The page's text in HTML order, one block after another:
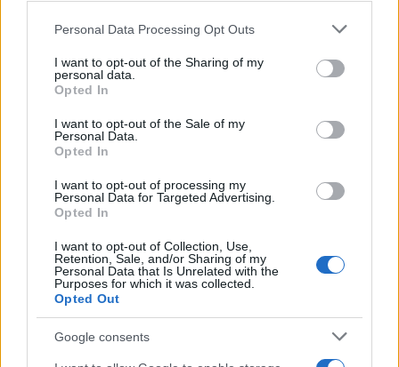
Please note that this website/app uses one or more Google
not limited to your visit or usage behaviour. You may click to
grant or deny consent to Google and its third-party tags to
use your data for below specified purposes in below Google
consent section.
Personal Data Processing Opt Outs
I want to opt-out of the Sharing of my
personal data.
Opted In
I want to opt-out of the Sale of my
Personal Data.
Opted In
I want to opt-out of processing my
Personal Data for Targeted Advertising.
Opted In
I want to opt-out of Collection, Use,
Retention, Sale, and/or Sharing of my
Personal Data that Is Unrelated with the
Purposes for which it was collected.
Opted Out
Google consents
ΕΛΛΑΔΑ
Πινακίδες κυκλοφορίας με ψηφιακή αίτηση: Τι
αλλάζει και ποια θα είναι η διαδικασία
9/08/2026 - 12:10μμ